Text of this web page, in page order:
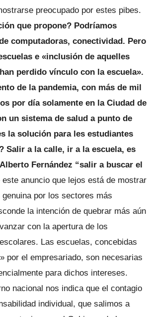
preocupado por estes pibes.
que propone? Podríamos
computadoras, conectividad. Pero
e «inclusión de aquelles
perdido vínculo con la escuela».
de la pandemia, con más de mil
por día solamente en la Ciudad de
un sistema de salud a punto de
la solución para les estudiantes
Salir a la calle, ir a la escuela, es
Fernández “salir a buscar el
este anuncio que lejos está de mostrar
genuina por los sectores más
la intención de quebrar más aún
con la apertura de los
Las escuelas, concebidas
por el empresariado, son necesarias
para dichos intereses.
nacional nos indica que el contagio
individual, que salimos a